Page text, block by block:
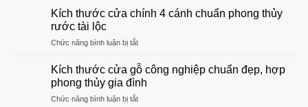
khuôn
hợp
ấm
của
thước
1
chuẩn
phong
đẹp,
Kích thước cửa chính 4 cánh chuẩn phong thủy
rước tài lộc
Chức năng bình luận bị tắtở
thước
cửa
chính
4
Kích thước cửa gỗ công nghiệp chuẩn đẹp, hợp
phong thủy gia đình
Chức năng bình luận bị tắtở